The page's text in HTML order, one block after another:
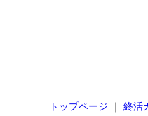
トップページ ｜ 終活